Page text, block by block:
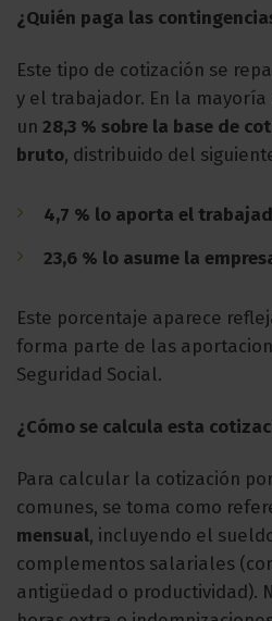
¿Quién paga las
Este tipo de cotización se
y el trabajador. En la mayoría
un 28,3 % sobre la base de
bruto, distribuido del
4,7 % lo aporta el
23,6 % lo asume la
Este porcentaje aparece
forma parte de las
Seguridad Social.
¿Cómo se calcula esta
Para calcular la cotización
comunes, se toma como
mensual, incluyendo el
complementos salariales
antigüedad o productividad).